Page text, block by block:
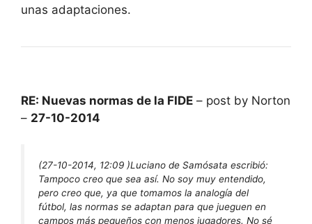
unas adaptaciones.
RE: Nuevas normas de la FIDE – post by Norton
– 27-10-2014
(27-10-2014, 12:09 )Luciano de Samósata escribió:
Tampoco creo que sea así. No soy muy entendido,
pero creo que, ya que tomamos la analogía del
fútbol, las normas se adaptan para que jueguen en
campos más pequeños con menos jugadores. No sé